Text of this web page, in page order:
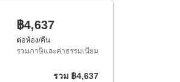
฿4,637
ต่อห้อง/คืน
รวมภาษีและค่าธรรมเนียม
รวม ฿4,637